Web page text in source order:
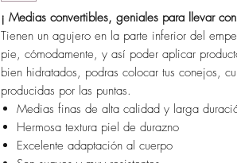
¡ Medias convertibles, geniales para llevar
Tienen un agujero en la parte inferior del
pie, cómodamente, y así poder aplicar
bien hidratados, podras colocar tus conejos,
producidas por las puntas.
Medias finas de alta calidad y larga
Hermosa textura piel de durazno
Excelente adaptación al cuerpo